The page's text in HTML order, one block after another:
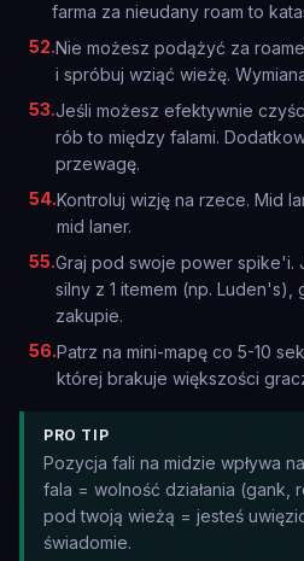
farma za nieudany roam to
52.Nie możesz podążyć za
i spróbuj wziąć wieżę.
53.Jeśli możesz efektywnie
rób to między falami.
przewagę.
54.Kontroluj wizję na rzece. Mid
mid laner.
55.Graj pod swoje power spike'i.
silny z 1 itemem (np.
zakupie.
56.Patrz na mini-mapę co 5-10
której brakuje większości
PRO TIP
Pozycja fali na midzie wpływa
fala = wolność działania (gank,
pod twoją wieżą = jesteś
świadomie.